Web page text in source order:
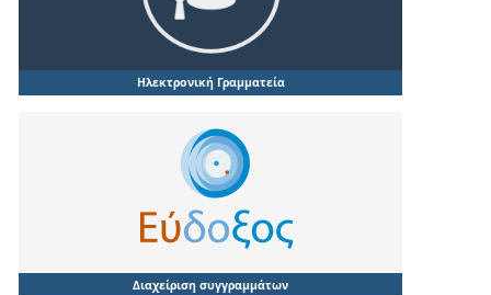
Ηλεκτρονική Γραμματεία
Διαχείριση συγγραμμάτων